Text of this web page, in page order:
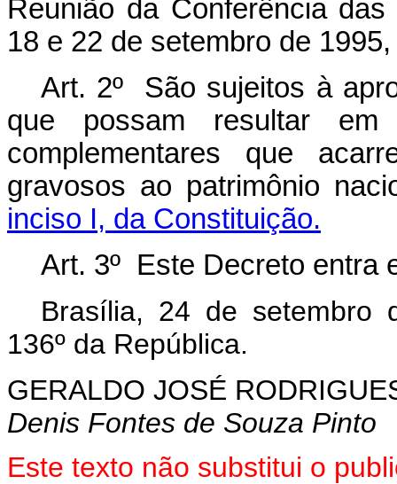
Reunião da Conferência
18 e 22 de setembro de
Art. 2º São sujeitos à
que possam resultar
complementares que
gravosos ao patrimônio
inciso I, da Constituição.
Art. 3º Este Decreto entra
Brasília, 24 de setembro
136º da República.
GERALDO JOSÉ
Denis Fontes de Souza Pinto
Este texto não substitui o